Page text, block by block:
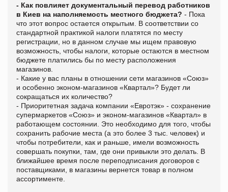
- Как повлияет документальный перевод работников
в Киев на наполняемость местного бюджета? - Пока
что этот вопрос остается открытым. В соответствии со
стандартной практикой налоги платятся по месту
регистрации, но в данном случае мы ищем правовую
возможность, чтобы налоги, которые остаются в местном
бюджете платились бы по месту расположения
магазинов.
- Какие у вас планы в отношении сети магазинов «Союз»
и особенно эконом-магазинов «Квартал»? Будет ли
сокращаться их количество?
- Приоритетная задача компании «Евротэк» - сохранение
супермаркетов «Союз» и эконом-магазинов «Квартал» в
работающем состоянии. Это необходимо для того, чтобы
сохранить рабочие места (а это более 3 тыс. человек) и
чтобы потребители, как и раньше, имели возможность
совершать покупки, там, где они привыкли это делать. В
ближайшее время после переподписания договоров с
поставщиками, в магазины вернется товар в полном
ассортименте.